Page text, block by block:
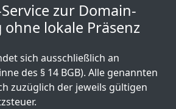
zur Domain-
lokale Präsenz
sich ausschließlich an
des § 14 BGB). Alle genannten
zuzüglich der jeweils gültigen